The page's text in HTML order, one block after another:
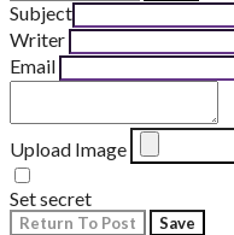
Subject
Writer
Email
Upload Image
Set secret
Return To Post Save